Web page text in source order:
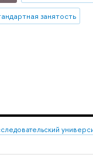
занятость